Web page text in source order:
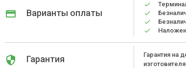
Варианты оплаты
Гарантия
Гарантия на
изготовителя